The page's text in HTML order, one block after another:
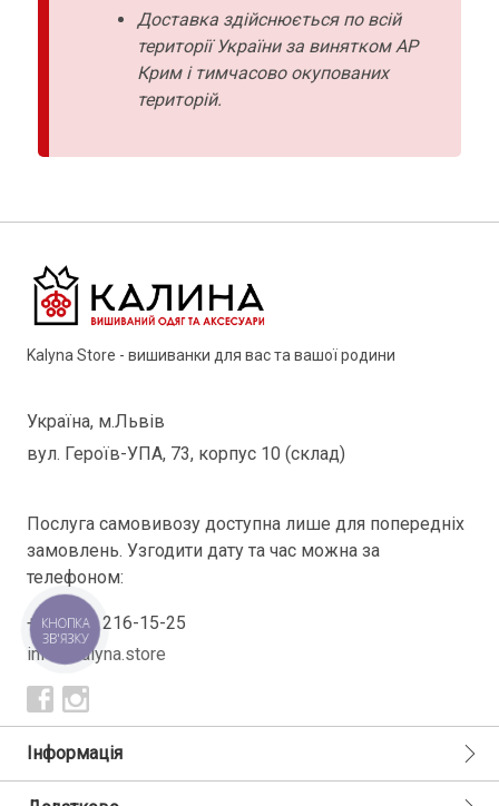
Доставка здійснюється по всій
території України за винятком АР
Крим і тимчасово окупованих
територій.
Kalyna Store - вишиванки для вас та вашої родини
Україна, м.Львів
вул. Героїв-УПА, 73, корпус 10 (склад)
Послуга самовивозу доступна лише для попередніх
замовлень. Узгодити дату та час можна за
телефоном:
+38(098) 216-15-25
info@kalyna.store
Інформація
КНОПКА
ЗВ'ЯЗКУ